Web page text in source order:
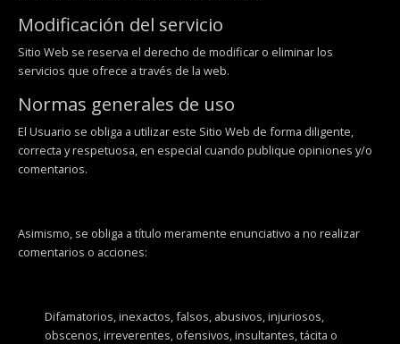
Modificación del servicio
Sitio Web se reserva el derecho de modificar o eliminar los
servicios que ofrece a través de la web.
Normas generales de uso
El Usuario se obliga a utilizar este Sitio Web de forma diligente,
correcta y respetuosa, en especial cuando publique opiniones y/o
comentarios.
Asimismo, se obliga a título meramente enunciativo a no realizar
comentarios o acciones:
Difamatorios, inexactos, falsos, abusivos, injuriosos,
obscenos, irreverentes, ofensivos, insultantes, tácita o